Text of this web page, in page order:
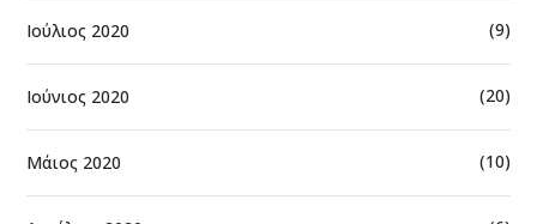
Ιούλιος 2020 (9)
Ιούνιος 2020 (20)
Μάιος 2020 (10)